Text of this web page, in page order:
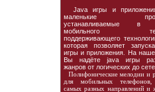
Java игры и
маленькие
устанавливаемые в
мобильного
поддерживающего
которая позволяет
игры и приложения. На
Вы надёте java игры
жанров от логических до
Полифонические мелодии и
для мобильных
самых разных направлений и